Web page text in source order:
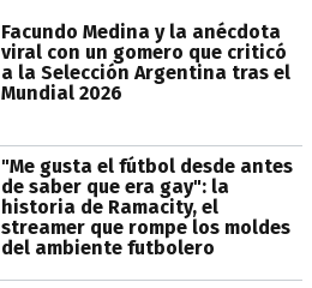
Facundo Medina y la anécdota
viral con un gomero que criticó
a la Selección Argentina tras el
Mundial 2026
"Me gusta el fútbol desde antes
de saber que era gay": la
historia de Ramacity, el
streamer que rompe los moldes
del ambiente futbolero